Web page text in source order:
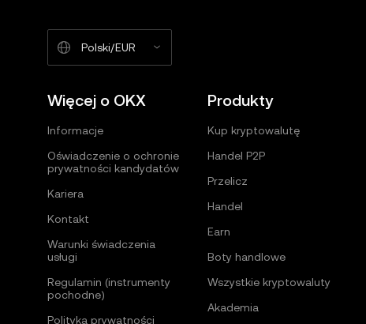
Polski/EUR
Więcej o OKX
Informacje
Oświadczenie o ochronie
prywatności kandydatów
Kariera
Kontakt
Warunki świadczenia
usługi
Regulamin (instrumenty
pochodne)
Polityka prywatności
Produkty
Kup kryptowalutę
Handel P2P
Przelicz
Handel
Earn
Boty handlowe
Wszystkie kryptowaluty
Akademia